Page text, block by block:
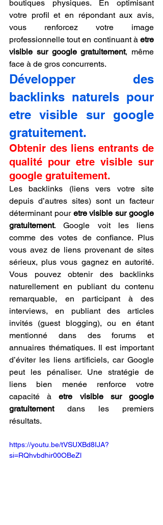
boutiques physiques. En optimisant
votre profil et en répondant aux avis,
vous renforcez votre image
professionnelle tout en continuant à etre
visible sur google gratuitement, même
face à de gros concurrents.
Développer des
backlinks naturels pour
etre visible sur google
gratuitement.
Obtenir des liens entrants de
qualité pour etre visible sur
google gratuitement.
Les backlinks (liens vers votre site
depuis d’autres sites) sont un facteur
déterminant pour etre visible sur google
gratuitement. Google voit les liens
comme des votes de confiance. Plus
vous avez de liens provenant de sites
sérieux, plus vous gagnez en autorité.
Vous pouvez obtenir des backlinks
naturellement en publiant du contenu
remarquable, en participant à des
interviews, en publiant des articles
invités (guest blogging), ou en étant
mentionné dans des forums et
annuaires thématiques. Il est important
d’éviter les liens artificiels, car Google
peut les pénaliser. Une stratégie de
liens bien menée renforce votre
capacité à etre visible sur google
gratuitement dans les premiers
résultats.
https://youtu.be/tVSUXBd8IJA?
si=RQhvbdhir00OBeZl